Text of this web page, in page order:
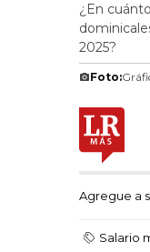
¿En
2025?
Foto:
Agregue a
Salario